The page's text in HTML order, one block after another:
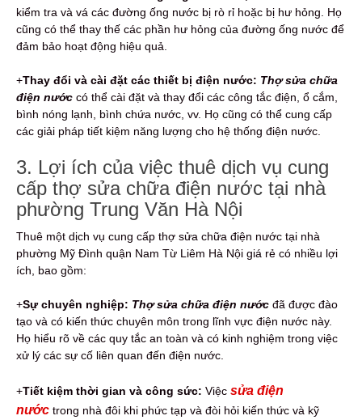
kiểm tra và vá các đường ống nước bị rò rỉ hoặc bị hư hỏng. Họ
cũng có thể thay thế các phần hư hỏng của đường ống nước để
đảm bảo hoạt động hiệu quả.
+Thay đổi và cài đặt các thiết bị điện nước: Thợ sửa chữa
điện nước có thể cài đặt và thay đổi các công tắc điện, ổ cắm,
bình nóng lạnh, bình chứa nước, vv. Họ cũng có thể cung cấp
các giải pháp tiết kiệm năng lượng cho hệ thống điện nước.
3. Lợi ích của việc thuê dịch vụ cung
cấp thợ sửa chữa điện nước tại nhà
phường Trung Văn Hà Nội
Thuê một dịch vụ cung cấp thợ sửa chữa điện nước tại nhà
phường Mỹ Đình quận Nam Từ Liêm Hà Nội giá rẻ có nhiều lợi
ích, bao gồm:
+Sự chuyên nghiệp: Thợ sửa chữa điện nước đã được đào
tạo và có kiến thức chuyên môn trong lĩnh vực điện nước này.
Họ hiểu rõ về các quy tắc an toàn và có kinh nghiệm trong việc
xử lý các sự cố liên quan đến điện nước.
+Tiết kiệm thời gian và công sức: Việc sửa điện
nước trong nhà đôi khi phức tạp và đòi hỏi kiến thức và kỹ